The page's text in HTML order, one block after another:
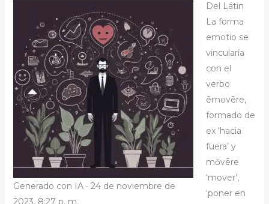
Generado con IA ∙ 24 de noviembre de
2023, 8:27 p. m.
Del Látin
La forma
emotio se
vincularía
con el
verbo
ēmovēre,
formado de
ex ‘hacia
fuera’ y
mŏvēre
‘mover’,
‘poner en